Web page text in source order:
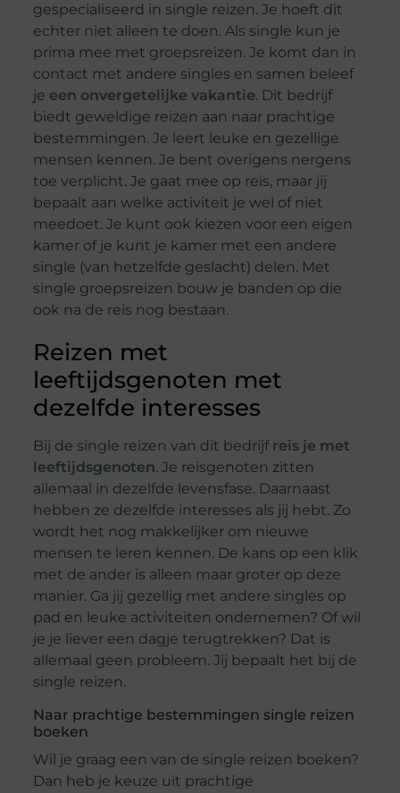
gespecialiseerd in single reizen. Je hoeft dit
echter niet alleen te doen. Als single kun je
prima mee met groepsreizen. Je komt dan in
contact met andere singles en samen beleef
je een onvergetelijke vakantie. Dit bedrijf
biedt geweldige reizen aan naar prachtige
bestemmingen. Je leert leuke en gezellige
mensen kennen. Je bent overigens nergens
toe verplicht. Je gaat mee op reis, maar jij
bepaalt aan welke activiteit je wel of niet
meedoet. Je kunt ook kiezen voor een eigen
kamer of je kunt je kamer met een andere
single (van hetzelfde geslacht) delen. Met
single groepsreizen bouw je banden op die
ook na de reis nog bestaan.
Reizen met
leeftijdsgenoten met
dezelfde interesses
Bij de single reizen van dit bedrijf reis je met
leeftijdsgenoten. Je reisgenoten zitten
allemaal in dezelfde levensfase. Daarnaast
hebben ze dezelfde interesses als jij hebt. Zo
wordt het nog makkelijker om nieuwe
mensen te leren kennen. De kans op een klik
met de ander is alleen maar groter op deze
manier. Ga jij gezellig met andere singles op
pad en leuke activiteiten ondernemen? Of wil
je je liever een dagje terugtrekken? Dat is
allemaal geen probleem. Jij bepaalt het bij de
single reizen.
Naar prachtige bestemmingen single reizen
boeken
Wil je graag een van de single reizen boeken?
Dan heb je keuze uit prachtige